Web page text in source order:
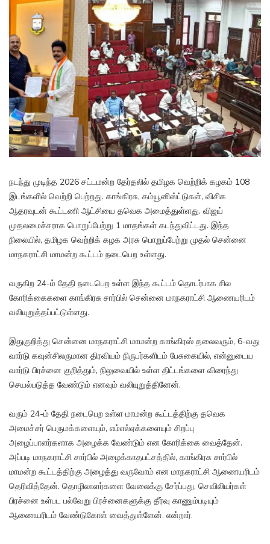
நடந்து முடிந்த 2026 சட்டமன்ற தேர்தலில் தமிழக வெற்றிக் கழகம் 108
இடங்களில் வெற்றி பெற்றது. காங்கிரசு, கம்யூனிஸ்ட்டுகள், விசிக
ஆதரவுடன் கூட்டணி ஆட்சியை தவெக அமைத்துள்ளது. விஜய்
முதலமைச்சராக பொறுப்பேற்று 1 மாதங்கள் கடந்துவிட்டது. இந்த
நிலையில், தமிழக வெற்றிக் கழக அரசு பொறுப்பேற்று முதல் சென்னை
மாநகராட்சி மாமன்ற கூட்டம் நடைபெற உள்ளது.
வருகிற 24-ம் தேதி நடைபெற உள்ள இந்த கூட்டம் தொடர்பாக சில
கோரிக்கைகளை காங்கிரசு சார்பில் சென்னை மாநகராட்சி ஆணையரிடம்
வலியுறுத்தப்பட்டுள்ளது.
இதுகுறித்து சென்னை மாநகராட்சி மாமன்ற காங்கிரஸ் தலைவரும், 6-வது
வார்டு கவுன்சிலருமான திரவியம் நிருபர்களிடம் பேசுகையில், என்னுடைய
வார்டு பிரச்னை குறித்தும், நிலுவையில் உள்ள திட்டங்களை விரைந்து
செயல்படுத்த வேண்டும் எனவும் வலியுறுத்தினேன்.
வரும் 24-ம் தேதி நடைபெற உள்ள மாமன்ற கூட்டத்திற்கு தவெக
அமைச்சர் பெருமக்களையும், எம்எல்ஏக்களையும் சிறப்பு
அழைப்பாளர்களாக அழைக்க வேண்டும் என கோரிக்கை வைத்தேன்.
அப்படி மாநகராட்சி சார்பில் அழைக்காதபட்சத்தில், காங்கிரசு சார்பில்
மாமன்ற கூட்டத்திற்கு அழைத்து வருவோம் என மாநகராட்சி ஆணையரிடம்
தெரிவித்தேன். தொழிலாளர்களை வேலைக்கு சேர்ப்பது, செவிலியர்கள்
பிரச்னை உள்பட பல்வேறு பிரச்னைகளுக்கு தீர்வு காணும்படியும்
ஆணையரிடம் வேண்டுகோள் வைத்துள்ளேன். என்றார்.